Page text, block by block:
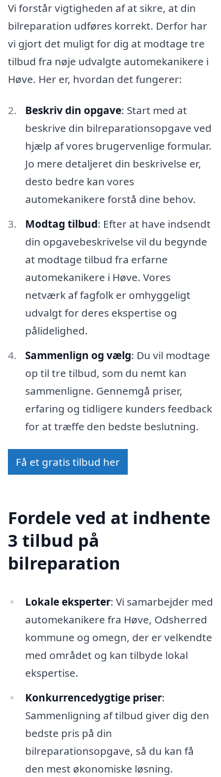
Vi forstår vigtigheden af at sikre, at din
bilreparation udføres korrekt. Derfor har
vi gjort det muligt for dig at modtage tre
tilbud fra nøje udvalgte automekanikere i
Høve. Her er, hvordan det fungerer:
Beskriv din opgave: Start med at
beskrive din bilreparationsopgave ved
hjælp af vores brugervenlige formular.
Jo mere detaljeret din beskrivelse er,
desto bedre kan vores
automekanikere forstå dine behov.
Modtag tilbud: Efter at have indsendt
din opgavebeskrivelse vil du begynde
at modtage tilbud fra erfarne
automekanikere i Høve. Vores
netværk af fagfolk er omhyggeligt
udvalgt for deres ekspertise og
pålidelighed.
Sammenlign og vælg: Du vil modtage
op til tre tilbud, som du nemt kan
sammenligne. Gennemgå priser,
erfaring og tidligere kunders feedback
for at træffe den bedste beslutning.
Få et gratis tilbud her
Fordele ved at indhente
3 tilbud på
bilreparation
Lokale eksperter: Vi samarbejder med
automekanikere fra Høve, Odsherred
kommune og omegn, der er velkendte
med området og kan tilbyde lokal
ekspertise.
Konkurrencedygtige priser:
Sammenligning af tilbud giver dig den
bedste pris på din
bilreparationsopgave, så du kan få
den mest økonomiske løsning.